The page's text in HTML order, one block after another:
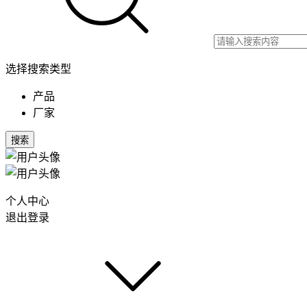
选择搜索类型
产品
厂家
搜索
个人中心
退出登录